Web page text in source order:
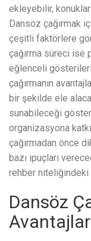
ekleyebilir,
Dansöz çağırmak
çeşitli faktörlere
çağırma süreci ise
eğlenceli
çağırmanın
bir şekilde ele
sunabileceği
organizasyona
çağırmadan önce
bazı ipuçları
rehber niteliğindeki
Dansöz